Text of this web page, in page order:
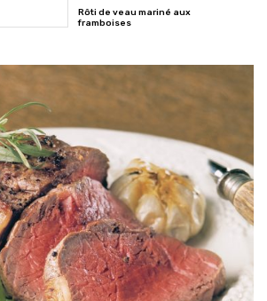
Rôti de veau mariné aux
framboises